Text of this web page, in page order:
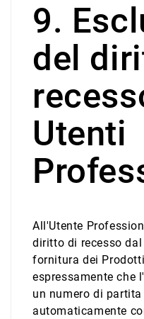
9.
del
Utenti
All'Utente
diritto di recesso
fornitura dei
espressamente che
un numero di
automaticamente